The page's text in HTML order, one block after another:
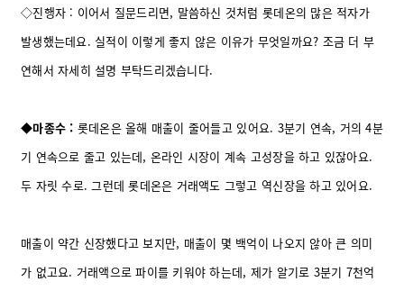
◇진행자 : 이어서 질문드리면, 말씀하신 것처럼 롯데온의 많은 적자가
발생했는데요. 실적이 이렇게 좋지 않은 이유가 무엇일까요? 조금 더 부
연해서 자세히 설명 부탁드리겠습니다.
◆마종수 : 롯데온은 올해 매출이 줄어들고 있어요. 3분기 연속, 거의 4분
기 연속으로 줄고 있는데, 온라인 시장이 계속 고성장을 하고 있잖아요.
두 자릿 수로. 그런데 롯데온은 거래액도 그렇고 역신장을 하고 있어요.
매출이 약간 신장했다고 보지만, 매출이 몇 백억이 나오지 않아 큰 의미
가 없고요. 거래액으로 파이를 키워야 하는데, 제가 알기로 3분기 7천억